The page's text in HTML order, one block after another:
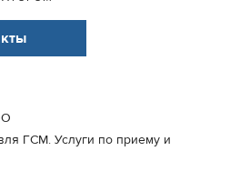
ГСМ. Услуги по приему и